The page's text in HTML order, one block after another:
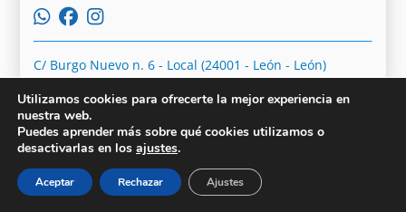
C/ Burgo Nuevo n. 6 - Local (24001 - León - León)
2340 - Alfa Residencial Seseña
825 850 648
614 214 958
Utilizamos cookies para ofrecerte la mejor experiencia en
nuestra web.
Puedes aprender más sobre qué cookies utilizamos o
desactivarlas en los ajustes.
Aceptar Rechazar Ajustes